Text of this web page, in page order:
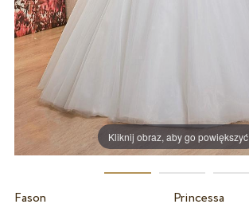
Kliknij obraz, aby go powiększyć
Fason
Princessa